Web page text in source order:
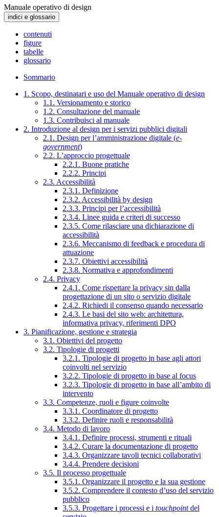
Manuale operativo di design
indici e glossario
contenuti
figure
tabelle
glossario
Sommario
1. Scopo, destinatari e uso del Manuale operativo di design
1.1. Versionamento e storico
1.2. Consultazione del manuale
1.3. Contribuisci al manuale
2. Introduzione al design per i servizi pubblici digitali
2.1. Design per l’amministrazione digitale (e-
government)
2.2. L’approccio progettuale
2.2.1. Buone pratiche
2.2.2. Principi
2.3. Accessibilità
2.3.1. Definizione
2.3.2. Accessibilità by design
2.3.3. Principi per l’accessibilità
2.3.4. Linee guida e criteri di successo
2.3.5. Come rilasciare una dichiarazione di
accessibilità
2.3.6. Meccanismo di feedback e procedura di
attuazione
2.3.7. Obiettivi accessibilità
2.3.8. Normativa e approfondimenti
2.4. Privacy
2.4.1. Come rispettare la privacy sin dalla
progettazione di un sito o servizio digitale
2.4.2. Richiedi il consenso quando necessario
2.4.3. Le basi del sito web: architettura,
informativa privacy, riferimenti DPO
3. Pianificazione, gestione e strategia
3.1. Obiettivi del progetto
3.2. Tipologie di progetti
3.2.1. Tipologie di progetto in base agli attori
coinvolti nel servizio
3.2.2. Tipologie di progetto in base al focus
3.2.3. Tipologie di progetto in base all’ambito di
intervento
3.3. Competenze, ruoli e figure coinvolte
3.3.1. Coordinatore di progetto
3.3.2. Definire ruoli e responsabilità
3.4. Metodo di lavoro
3.4.1. Definire processi, strumenti e rituali
3.4.2. Curare la documentazione di progetto
3.4.3. Organizzare tavoli tecnici collaborativi
3.4.4. Prendere decisioni
3.5. Il processo progettuale
3.5.1. Organizzare il progetto e la sua gestione
3.5.2. Comprendere il contesto d’uso del servizio
pubblico
3.5.3. Progettare i processi e i touchpointdel